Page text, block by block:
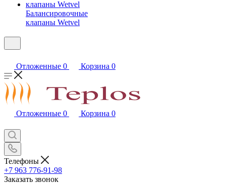
Балансировочные
клапаны Wetvel
Отложенные 0 Корзина 0
Отложенные 0 Корзина 0
Телефоны
+7 963 776-91-98
Заказать звонок